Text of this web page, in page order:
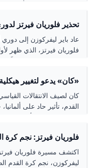
الممتاز
تحذير فلوريان فيرتز لدوري
عاد باير ليفركوزن إلى دوري
فلوريان فيرتز، الذي ظهر
«كان» يدعو لتغيير
كان لصيف الانتقالات
القدم، تأثير حاد على
فلوريان فيرتز: نجم كرة
اكتشف مسيرة فلوريان
ليفركوزن، نجم كرة القدم